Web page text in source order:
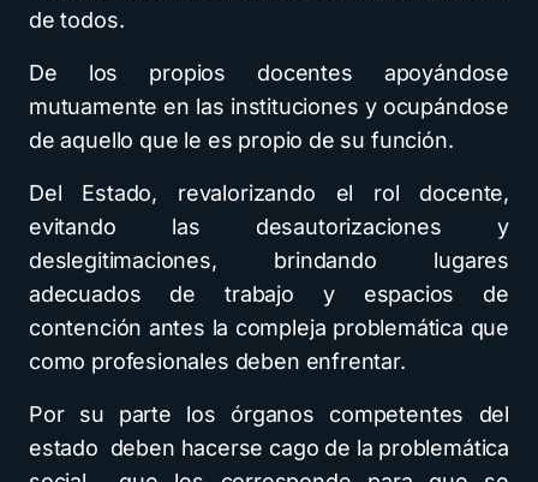
de todos.
De los propios docentes apoyándose
mutuamente en las instituciones y ocupándose
de aquello que le es propio de su función.
Del Estado, revalorizando el rol docente,
evitando las desautorizaciones y
deslegitimaciones, brindando lugares
adecuados de trabajo y espacios de
contención antes la compleja problemática que
como profesionales deben enfrentar.
Por su parte los órganos competentes del
estado deben hacerse cago de la problemática